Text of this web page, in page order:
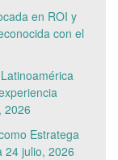
en ROI y
con el
2026
Estratega
24 julio, 2026